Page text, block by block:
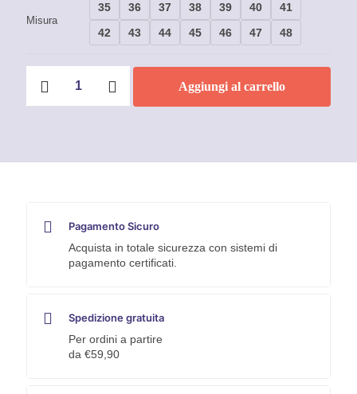
Misura
35 36 37 38 39 40
41
42
43 44 45 46 47 48
antinfortunistiche
U-
Tiki
Aggiungi al carrello
Pagamento Sicuro
Acquista in totale sicurezza con sistemi di
pagamento certificati.
Spedizione gratuita
Per ordini a partire
da €59,90